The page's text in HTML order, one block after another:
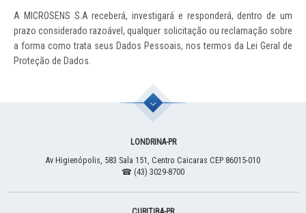
A MICROSENS S.A receberá, investigará e responderá, dentro de um
prazo considerado razoável, qualquer solicitação ou reclamação sobre
a forma como trata seus Dados Pessoais, nos termos da Lei Geral de
Proteção de Dados.
LONDRINA-PR
Av Higienópolis, 583 Sala 151, Centro Caicaras CEP 86015-010
☎ (43) 3029-8700